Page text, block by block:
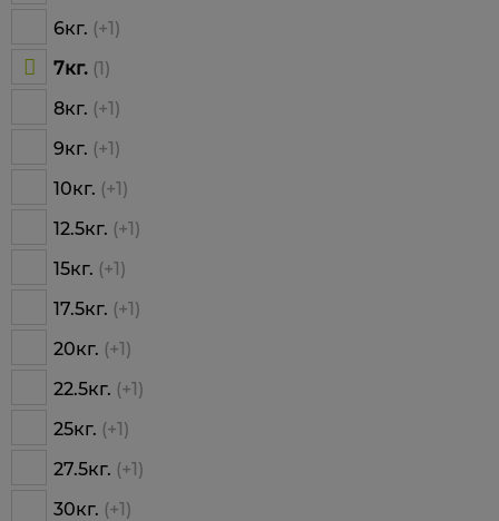
6кг. (+1)
7кг. (1)
8кг. (+1)
9кг. (+1)
10кг. (+1)
12.5кг. (+1)
15кг. (+1)
17.5кг. (+1)
20кг. (+1)
22.5кг. (+1)
25кг. (+1)
27.5кг. (+1)
30кг. (+1)